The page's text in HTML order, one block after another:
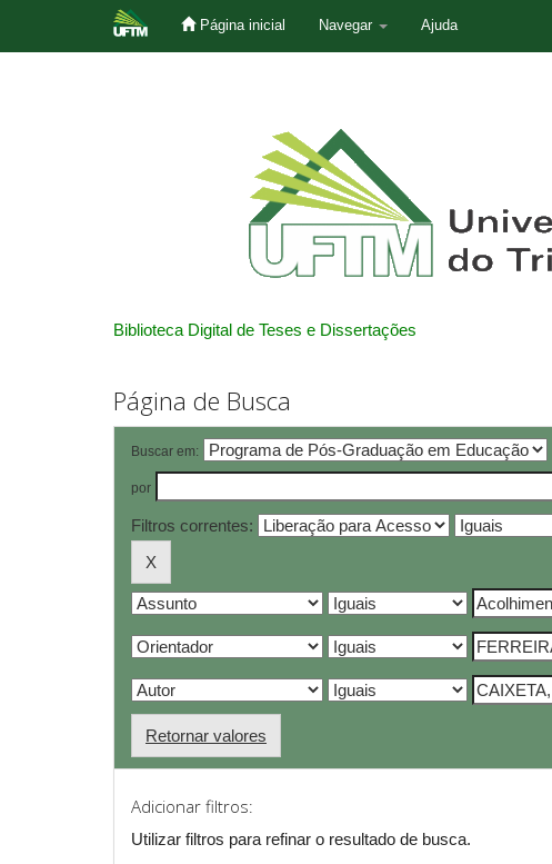
Página inicial Navegar Ajuda
Biblioteca Digital de Teses e Dissertações
Página de Busca
Buscar em:
por
Filtros correntes:
Retornar valores
Adicionar filtros:
Utilizar filtros para refinar o resultado de busca.